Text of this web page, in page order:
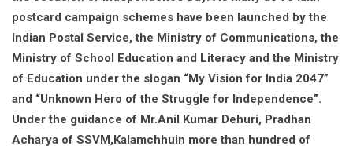
postcard campaign schemes have been launched by the
Indian Postal Service, the Ministry of Communications, the
Ministry of School Education and Literacy and the Ministry
of Education under the slogan “My Vision for India 2047”
and “Unknown Hero of the Struggle for Independence”.
Under the guidance of Mr.Anil Kumar Dehuri, Pradhan
Acharya of SSVM,Kalamchhuin more than hundred of